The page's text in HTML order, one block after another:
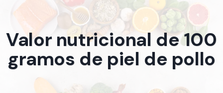
Valor nutricional de 100
gramos de piel de pollo